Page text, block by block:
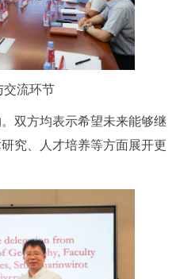
交流环节
双方均表示希望未来能够继
究、人才培养等方面展开更